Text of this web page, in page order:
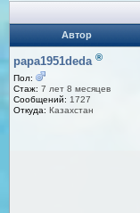
Автор
papa1951deda ®
Пол:
Стаж: 7 лет 8 месяцев
Сообщений: 1727
Откуда: Казахстан